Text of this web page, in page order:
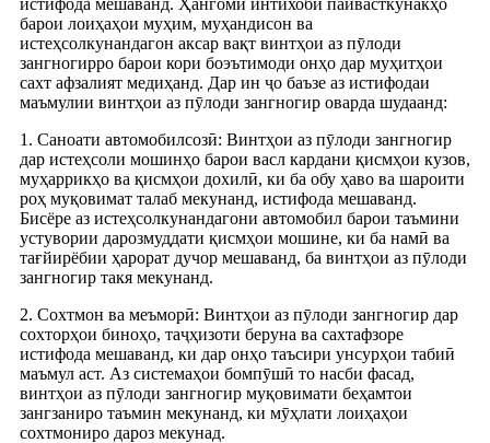
барои лоиҳаҳои муҳим, муҳандисон ва
истеҳсолкунандагон аксар вақт винтҳои аз пӯлоди
зангногирро барои кори боэътимоди онҳо дар муҳитҳои
сахт афзалият медиҳанд. Дар ин ҷо баъзе аз истифодаи
маъмулии винтҳои аз пӯлоди зангногир оварда шудаанд:
1. Саноати автомобилсозӣ: Винтҳои аз пӯлоди зангногир
дар истеҳсоли мошинҳо барои васл кардани қисмҳои кузов,
муҳаррикҳо ва қисмҳои дохилӣ, ки ба обу ҳаво ва шароити
роҳ муқовимат талаб мекунанд, истифода мешаванд.
Бисёре аз истеҳсолкунандагони автомобил барои таъмини
устувории дарозмуддати қисмҳои мошине, ки ба намӣ ва
тағйирёбии ҳарорат дучор мешаванд, ба винтҳои аз пӯлоди
зангногир такя мекунанд.
2. Сохтмон ва меъморӣ: Винтҳои аз пӯлоди зангногир дар
сохторҳои биноҳо, таҷҳизоти беруна ва сахтафзоре
истифода мешаванд, ки дар онҳо таъсири унсурҳои табиӣ
маъмул аст. Аз системаҳои бомпӯшӣ то насби фасад,
винтҳои аз пӯлоди зангногир муқовимати беҳамтои
зангзаниро таъмин мекунанд, ки мӯҳлати лоиҳаҳои
сохтмониро дароз мекунад.